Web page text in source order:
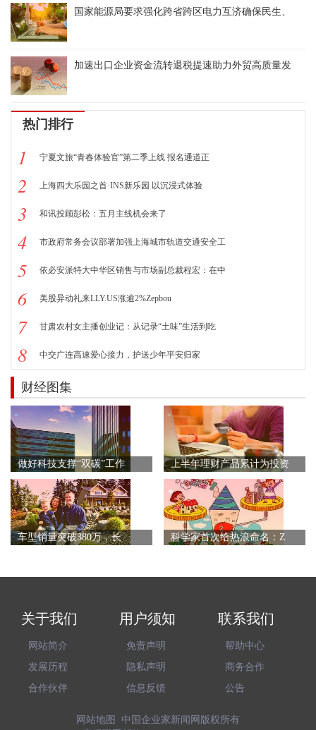
国家能源局要求强化跨省跨区电力互济确保民生、
加速出口企业资金流转退税提速助力外贸高质量发
热门排行
1 宁夏文旅“青春体验官”第二季上线 报名通道正
2 上海四大乐园之首·INS新乐园 以沉浸式体验
3 和讯投顾彭松：五月主线机会来了
4 市政府常务会议部署加强上海城市轨道交通安全工
5 依必安派特大中华区销售与市场副总裁程宏：在中
6 美股异动礼来LLY.US涨逾2%Zepbou
7 甘肃农村女主播创业记：从记录“土味”生活到吃
8 中交广连高速爱心接力，护送少年平安归家
财经图集
做好科技支撑“双碳”工作 上半年理财产品累计为投资
车型销量突破380万，长 科学家首次给热浪命名：Z
关于我们
网站简介
发展历程
合作伙伴
用户须知
免责声明
隐私声明
信息反馈
联系我们
帮助中心
商务合作
公告
网站地图 中国企业家新闻网 版权所有